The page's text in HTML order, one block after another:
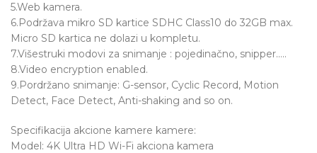
5.Web kamera.
6.Podržava mikro SD kartice SDHC Class10 do 32GB max.
Micro SD kartica ne dolazi u kompletu.
7.Višestruki modovi za snimanje : pojedinačno, snipper…..
8.Video encryption enabled.
9.Pordržano snimanje: G-sensor, Cyclic Record, Motion
Detect, Face Detect, Anti-shaking and so on.
Specifikacija akcione kamere kamere:
Model: 4K Ultra HD Wi-Fi akciona kamera